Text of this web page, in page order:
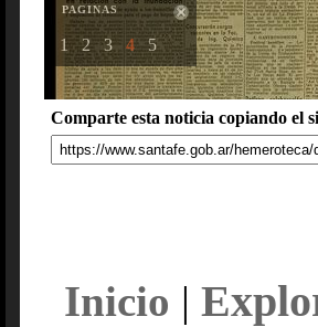
PAGINAS
1 2 3 4 5
Comparte esta noticia copiando el
Inicio |